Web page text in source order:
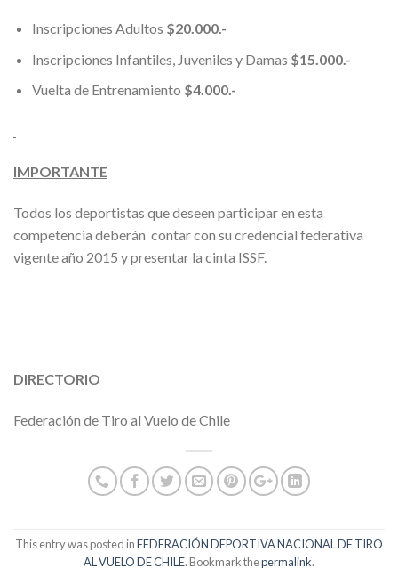
Inscripciones Adultos $20.000.-
Inscripciones Infantiles, Juveniles y Damas $15.000.-
Vuelta de Entrenamiento $4.000.-
IMPORTANTE
Todos los deportistas que deseen participar en esta
competencia deberán contar con su credencial federativa
vigente año 2015 y presentar la cinta ISSF.
DIRECTORIO
Federación de Tiro al Vuelo de Chile
This entry was posted inFEDERACIÓN DEPORTIVA NACIONAL DE TIRO
AL VUELO DE CHILE. Bookmark thepermalink.